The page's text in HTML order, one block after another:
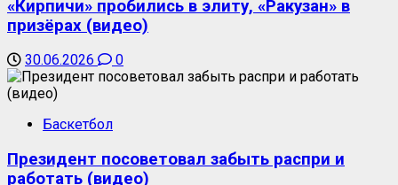
«Кирпичи» пробились в элиту, «Ракузан» в
призёрах (видео)
30.06.2026 0
Баскетбол
Президент посоветовал забыть распри и
работать (видео)